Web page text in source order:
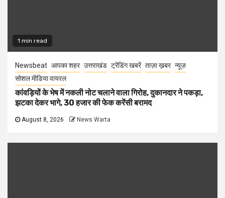
1 min read
Newsbeat आपका शहर उत्तराखंड ट्रेंडिंग खबरें ताज़ा ख़बर न्यूज़
सोशल मीडिया वायरल
कांवड़ियों के भेष में नकली नोट चलाने वाला गिरोह, दुकानदार ने पकड़ा,
झटका देकर भागे, 30 हजार की फेक करेंसी बरामद
August 8, 2026 News Warta